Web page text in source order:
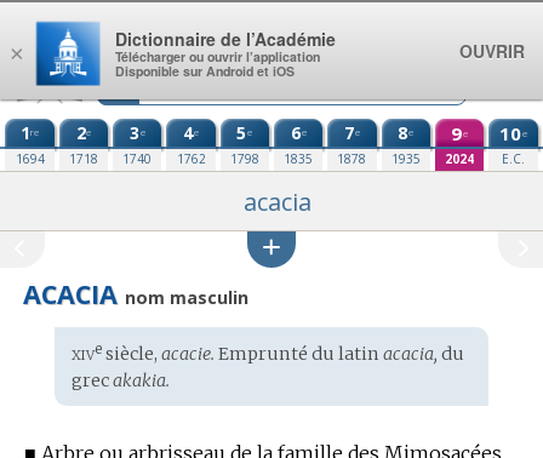
Aller au contenu
1re
1694
2e
1718
3e
1740
4e
1762
5e
1798
6e
1835
7e
1878
8e
1935
9e
2024
10e
E.C.
acacia
ACACIA nom masculin
Étymologie
:
xivesiècle, acacie. Emprunté du latin acacia, du
grecakakia.
■ Arbre ou arbrisseau de la famille des Mimosacées
×
Dictionnaire de l’Académie
Télécharger ou ouvrir l’application
Disponible sur Android et iOS
OUVRIR